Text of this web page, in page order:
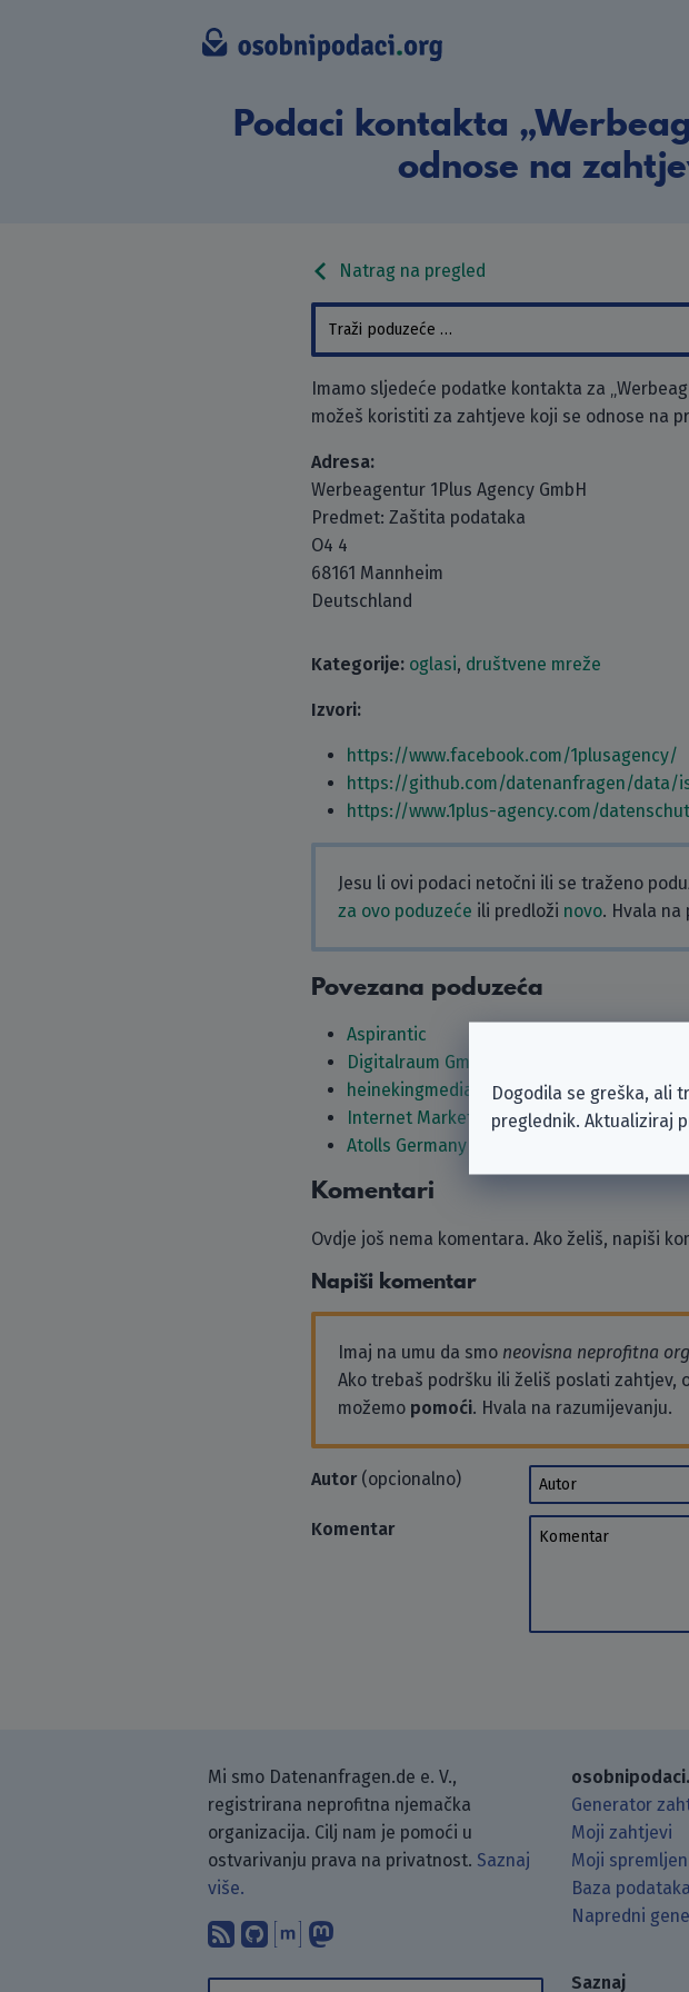
Podaci kontakta
odnose na
Natrag na pregled
Imamo sljedeće podatke kontakta za
možeš koristiti za zahtjeve koji se odnose na
Adresa:
Werbeagentur 1Plus Agency GmbH
Predmet: Zaštita podataka
O4 4
68161 Mannheim
Deutschland
Kategorije: oglasi, društvene mreže
Izvori:
https://www.facebook.com/1plusagency/
https://github.com/datenanfragen/data/
https://www.1plus-agency.com/
Jesu li ovi podaci netočni ili se traženo
za ovo poduzeće ili predloži novo. Hvala na
Povezana poduzeća
Aspirantic
Digitalraum GmbH
heinekingmedia GmbH
Internet Marketing Mallorca S.L.
Atolls Germany GmbH
Komentari
Ovdje još nema komentara. Ako želiš, napiši
Napiši komentar
Imaj na umu da smo neovisna neprofitna
Ako trebaš podršku ili želiš poslati zahtjev,
možemo pomoći. Hvala na razumijevanju.
Autor(opcionalno) Autor
Komentar Komentar
Mi smo Datenanfragen.de e. V.,
registrirana neprofitna njemačka
organizacija. Cilj nam je pomoći u
ostvarivanju prava na privatnost. Saznaj
više.
Pretplati se na naš blog koristeći RSS
Pronađi nas na GitHubu.
Raspravljaj s nama putem
Prati nas na Mastodonu.
Generator
Moji zahtjevi
Moji
Baza
Napredni
Saznaj
Dogodila se greška, ali
preglednik. Aktualiziraj